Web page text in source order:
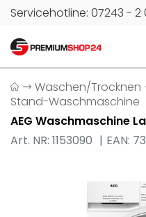
Servicehotline: 07243 - 2
Waschen/Trocknen
Stand-Waschmaschine
AEG Waschmaschine
Art. NR: 1153090
EAN: